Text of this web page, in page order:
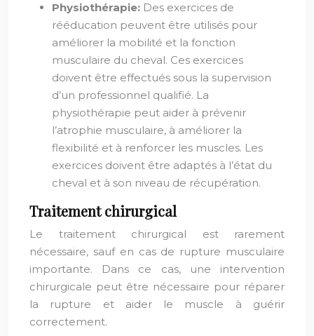
Physiothérapie: Des exercices de
rééducation peuvent être utilisés pour
améliorer la mobilité et la fonction
musculaire du cheval. Ces exercices
doivent être effectués sous la supervision
d’un professionnel qualifié. La
physiothérapie peut aider à prévenir
l’atrophie musculaire, à améliorer la
flexibilité et à renforcer les muscles. Les
exercices doivent être adaptés à l’état du
cheval et à son niveau de récupération.
Traitement chirurgical
Le traitement chirurgical est rarement
nécessaire, sauf en cas de rupture musculaire
importante. Dans ce cas, une intervention
chirurgicale peut être nécessaire pour réparer
la rupture et aider le muscle à guérir
correctement.